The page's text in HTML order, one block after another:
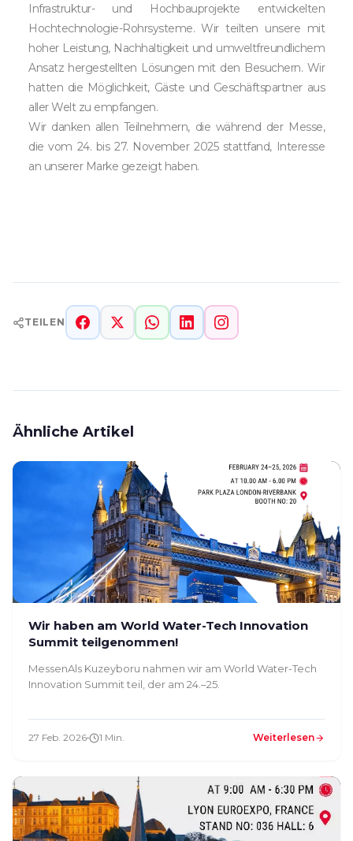
Infrastruktur- und Hochbauprojekte entwickelten
Hochtechnologie-Rohrsysteme. Wir teilten unsere mit
hoher Leistung, Nachhaltigkeit und umweltfreundlichem
Ansatz hergestellten Lösungen mit den Besuchern. Wir
hatten die Möglichkeit, Gäste und Geschäftspartner aus
aller Welt zu empfangen.
Wir danken allen Teilnehmern, die während der Messe,
die vom 24. bis 27. November 2025 stattfand, Interesse
an unserer Marke gezeigt haben.
TEILEN
Ähnliche Artikel
Wir haben am World Water-Tech Innovation
Summit teilgenommen!
MessenAls Kuzeyboru nahmen wir am World Water-Tech
Innovation Summit teil, der am 24.–25.
27 Feb. 2026 1 Min. Weiterlesen